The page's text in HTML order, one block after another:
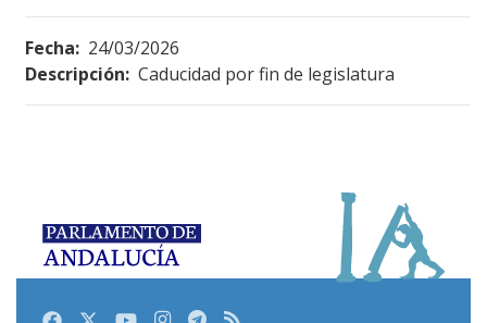
Fecha: 24/03/2026
Descripción: Caducidad por fin de legislatura
FacebookTwitterYoutubeInstagram
Telegram
RSS